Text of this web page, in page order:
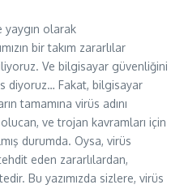
yaygın olarak
bir takım zararlılar
Ve bilgisayar güvenliğini
diyoruz… Fakat, bilgisayar
tamamına virüs adını
ve trojan kavramları için
durumda. Oysa, virüs
eden zararlılardan,
Bu yazımızda sizlere, virüs